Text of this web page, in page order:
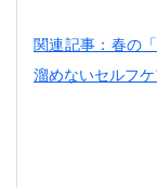
関連記事：春の
溜めないセルフケ